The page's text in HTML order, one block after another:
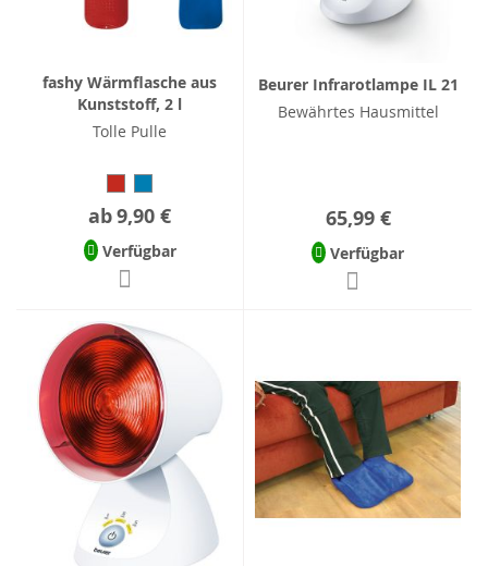
fashy Wärmflasche aus
Kunststoff, 2 l
Tolle Pulle
ab9,90 €
Verfügbar
Beurer Infrarotlampe IL 21
Bewährtes Hausmittel
65,99 €
Verfügbar